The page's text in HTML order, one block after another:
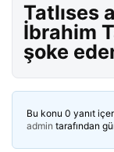
Tatlıses
İbrahim
şoke
Bu konu 0 yanıt
admin tarafından